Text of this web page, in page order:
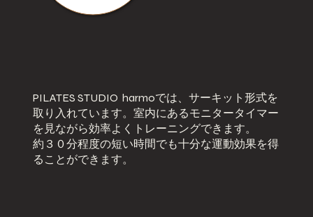
PILATES STUDIO harmoでは、サーキット形式を
取り入れています。室内にあるモニタータイマー
を見ながら効率よくトレーニングできます。
約３０分程度の短い時間でも十分な運動効果を得
ることができます。